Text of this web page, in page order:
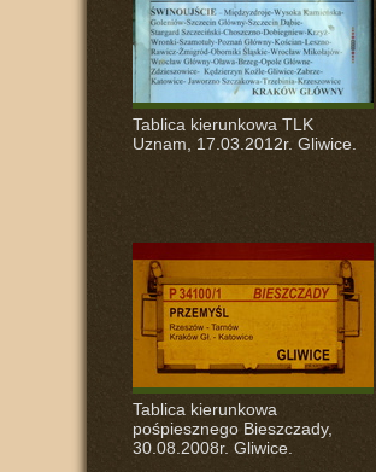
Tablica kierunkowa TLK
Uznam, 17.03.2012r. Gliwice.
Tablica kierunkowa
pośpiesznego Bieszczady,
30.08.2008r. Gliwice.